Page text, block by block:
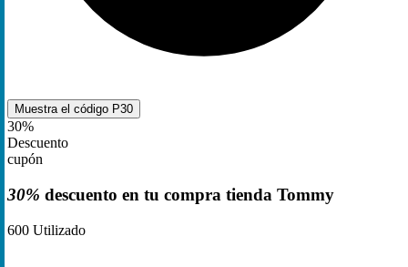
Muestra el código P30
30%
Descuento
cupón
30% descuento en tu compra tienda Tommy
600 Utilizado